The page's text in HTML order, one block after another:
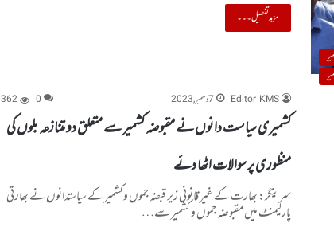
مزید تفصیل۔۔۔
Editor KMS
7 دسمبر, 2023 0
362
کشمیری سیاست دانوں نے مقبوضہ کشمیر سے متعلق دو متنازعہ بلوں کی
منظوری پر سوالات اٹھا دئے
سرینگر: بھارت کے غیر قانونی زیر قبضہ جموں وکشمیر کے سیاستدانوں نے بھارتی
پارلیمنٹ میں مقبوضہ جموں و کشمیر سے…